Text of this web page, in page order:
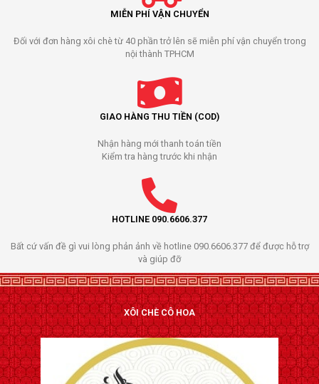
MIỄN PHÍ VẬN CHUYỂN
Đối với đơn hàng xôi chè từ 40 phần trở lên sẽ miễn phí vận chuyển trong
nội thành TPHCM
GIAO HÀNG THU TIỀN (COD)
Nhận hàng mới thanh toán tiền
Kiểm tra hàng trước khi nhận
HOTLINE 090.6606.377
Bất cứ vấn đề gì vui lòng phản ảnh về hotline 090.6606.377 để được hỗ trợ
và giúp đỡ
XÔI CHÈ CÔ HOA